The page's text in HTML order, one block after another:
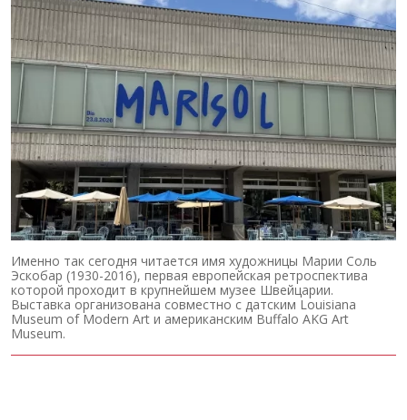
Именно так сегодня читается имя художницы Марии Соль
Эскобар (1930-2016), первая европейская ретроспектива
которой проходит в крупнейшем музее Швейцарии.
Выставка организована совместно с датским Louisiana
Museum of Modern Art и американским Buffalo AKG Art
Museum.